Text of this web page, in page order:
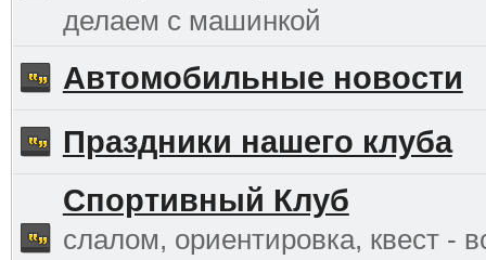
делаем с машинкой
Автомобильные новости
Праздники нашего клуба
Спортивный Клуб
слалом, ориентировка, квест -